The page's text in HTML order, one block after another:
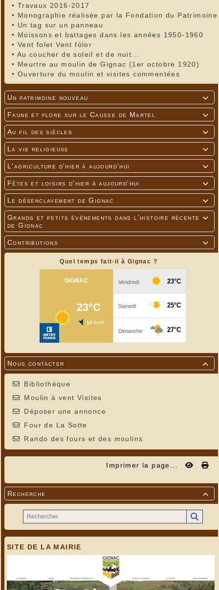
• Travaux 2016-2017
• Monographie réalisée par la Fondation du Patrimoine
• Un tag sur un panneau
• Moissons et battages dans les années 1950-1960
• Vent folet Vent fòlor
• Au coucher de soleil et de nuit...
• Meurtre au moulin de Gignac (1er octobre 1920)
• Ouverture du moulin et visites commentées

Un patrimoine nouveau

Faune et flore sur le Causse de Martel

Au fil des siècles

La vie religieuse

L'agriculture d'hier à aujourd'hui

Fêtes et loisirs d'hier à aujourd'hui

Le désenclavement de Gignac

Grands et petits événements dans l'histoire récente
de Gignac

Contributions
Quel temps fait-il à Gignac ?

Nous contacter
Bibliothèque
Moulin à vent Visites
Déposer une annonce
Four de La Sotte
Rando des fours et des moulins
Imprimer la page...

Recherche
SITE DE LA MAIRIE